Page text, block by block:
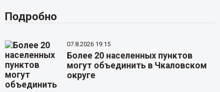
Подробно
07.8.2026 19:15
Более 20 населенных пунктов
могут объединить в Чкаловском
округе